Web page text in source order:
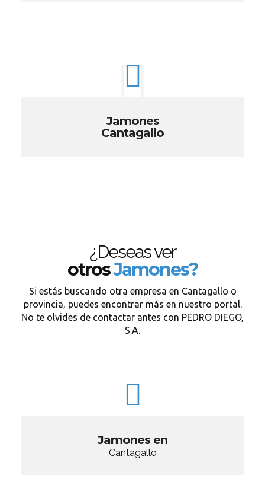
Jamones
Cantagallo
¿Deseas ver
otrosJamones?
Si estás buscando otra empresa en Cantagallo o
provincia, puedes encontrar más en nuestro portal.
No te olvides de contactar antes con PEDRO DIEGO,
S.A.
Jamones en
Cantagallo